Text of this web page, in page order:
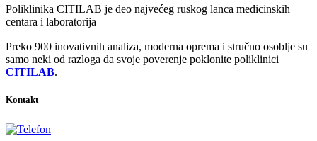
Poliklinika CITILAB je deo najvećeg ruskog lanca medicinskih
centara i laboratorija
Preko 900 inovativnih analiza, moderna oprema i stručno osoblje su
samo neki od razloga da svoje poverenje poklonite poliklinici
CITILAB.
Kontakt